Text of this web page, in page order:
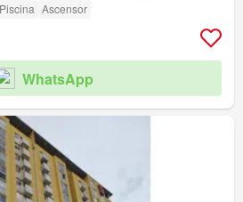
Piscina Ascensor
WhatsApp